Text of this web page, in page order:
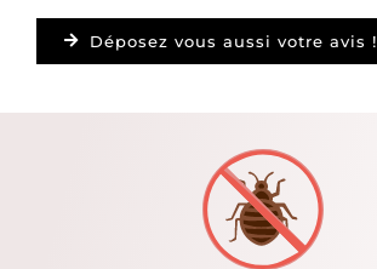
Déposez vous aussi votre avis !